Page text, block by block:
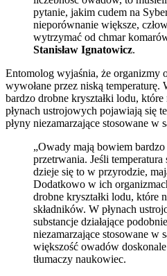
pytanie, jakim cudem na
nieporównanie większe,
wytrzymać od chmar
Stanisław Ignatowicz.
Entomolog wyjaśnia, że organizmy
wywołane przez niską temperaturę.
bardzo drobne kryształki lodu,
płynach ustrojowych pojawiają się
płyny niezamarzające stosowane w
„Owady mają bowiem bardzo
przetrwania. Jeśli
dzieje się to w przyrodzie,
Dodatkowo w ich
drobne kryształki lodu, które
składników. W płynach
substancje działające
niezamarzające stosowane w
większość owadów
tłumaczy naukowiec.